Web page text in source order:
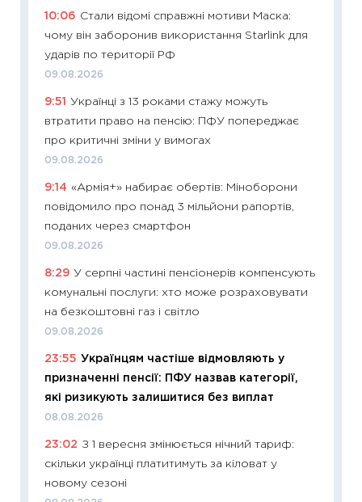
10:06 Стали відомі справжні мотиви Маска:
чому він заборонив використання Starlink для
ударів по території РФ
09.08.2026
9:51
Українці з 13 роками стажу можуть
втратити право на пенсію: ПФУ попереджає
про критичні зміни у вимогах
09.08.2026
9:14 «Армія+» набирає обертів: Міноборони
повідомило про понад 3 мільйони рапортів,
поданих через смартфон
09.08.2026
8:29 У серпні частині пенсіонерів компенсують
комунальні послуги: хто може розраховувати
на безкоштовні газ і світло
09.08.2026
23:55 Українцям частіше відмовляють у
призначенні пенсії: ПФУ назвав категорії,
які ризикують залишитися без виплат
08.08.2026
23:02 З 1 вересня змінюється нічний тариф:
скільки українці платитимуть за кіловат у
новому сезоні